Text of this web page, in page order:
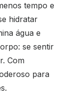
tempo e
hidratar
água e
se sentir
Com
para